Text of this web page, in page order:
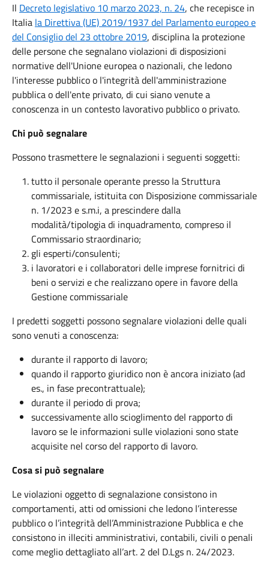
Il Decreto legislativo 10 marzo 2023, n. 24, che recepisce in
Italia la Direttiva (UE) 2019/1937 del Parlamento europeo e
del Consiglio del 23 ottobre 2019, disciplina la protezione
delle persone che segnalano violazioni di disposizioni
normative dell'Unione europea o nazionali, che ledono
l'interesse pubblico o l'integrità dell'amministrazione
pubblica o dell'ente privato, di cui siano venute a
conoscenza in un contesto lavorativo pubblico o privato.
Chi può segnalare
Possono trasmettere le segnalazioni i seguenti soggetti:
tutto il personale operante presso la Struttura
commissariale, istituita con Disposizione commissariale
n. 1/2023 e s.m.i, a prescindere dalla
modalità/tipologia di inquadramento, compreso il
Commissario straordinario;
gli esperti/consulenti;
i lavoratori e i collaboratori delle imprese fornitrici di
beni o servizi e che realizzano opere in favore della
Gestione commissariale
I predetti soggetti possono segnalare violazioni delle quali
sono venuti a conoscenza:
durante il rapporto di lavoro;
quando il rapporto giuridico non è ancora iniziato (ad
es., in fase precontrattuale);
durante il periodo di prova;
successivamente allo scioglimento del rapporto di
lavoro se le informazioni sulle violazioni sono state
acquisite nel corso del rapporto di lavoro.
Cosa si può segnalare
Le violazioni oggetto di segnalazione consistono in
comportamenti, atti od omissioni che ledono l’interesse
pubblico o l’integrità dell’Amministrazione Pubblica e che
consistono in illeciti amministrativi, contabili, civili o penali
come meglio dettagliato all’art. 2 del D.Lgs n. 24/2023.